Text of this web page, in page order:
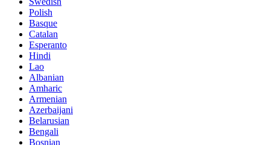
Polish
Basque
Catalan
Esperanto
Hindi
Lao
Albanian
Amharic
Armenian
Azerbaijani
Belarusian
Bengali
Bosnian